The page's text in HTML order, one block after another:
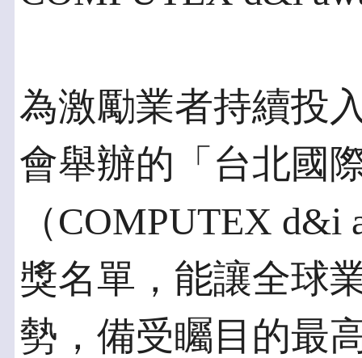
為激勵業者持續投
會舉辦的「台北國
（COMPUTEX
獎名單，能讓全球
勢，備受矚目的最